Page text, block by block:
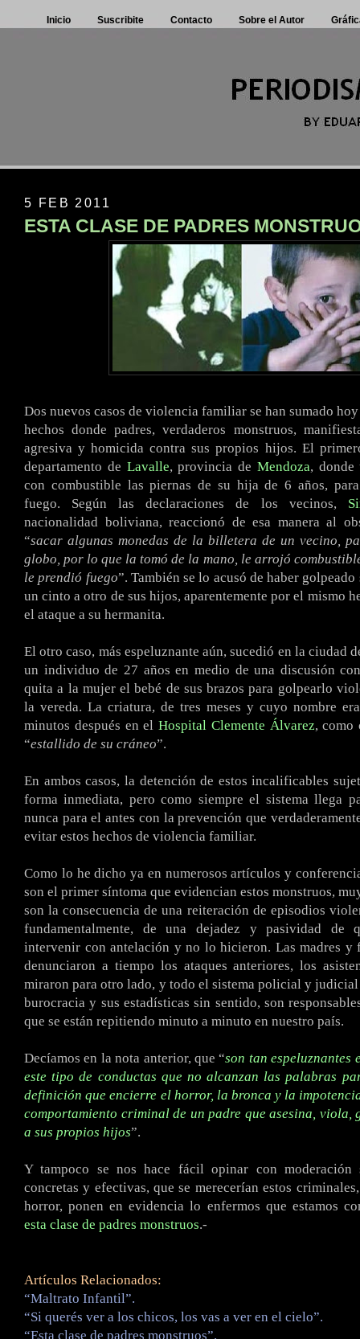
Inicio Suscribite Contacto Sobre el Autor
5 FEB 2011
ESTA CLASE DE PADRES
Dos nuevos casos de violencia familiar se han sumado
hechos donde padres, verdaderos monstruos,
agresiva y homicida contra sus propios hijos. El
departamento de Lavalle, provincia de Mendoza, donde
con combustible las piernas de su hija de 6 años,
fuego. Según las declaraciones de los vecinos,
nacionalidad boliviana, reaccionó de esa manera al
“sacar algunas monedas de la billetera de un vecino,
globo, por lo que la tomó de la mano, le arrojó
le prendió fuego”. También se lo acusó de haber
un cinto a otro de sus hijos, aparentemente por el mismo
el ataque a su hermanita.
El otro caso, más espeluznante aún, sucedió en la ciudad
un individuo de 27 años en medio de una discusión
quita a la mujer el bebé de sus brazos para golpearlo
la vereda. La criatura, de tres meses y cuyo nombre
minutos después en elHospital Clemente Álvarez, como
“estallido de su cráneo”.
En ambos casos, la detención de estos incalificables
forma inmediata, pero como siempre el sistema llega
nunca para el antes con la prevención que
evitar estos hechos de violencia familiar.
Como lo he dicho ya en numerosos artículos y
son el primer síntoma que evidencian estos monstruos,
son la consecuencia de una reiteración de episodios
fundamentalmente, de una dejadez y pasividad de
intervenir con antelación y no lo hicieron. Las madres y
denunciaron a tiempo los ataques anteriores, los
miraron para otro lado, y todo el sistema policial y judicial
burocracia y sus estadísticas sin sentido, son
que se están repitiendo minuto a minuto en nuestro país.
Decíamos en la nota anterior, que “son tan espeluznantes
este tipo de conductas que no alcanzan las palabras
definición que encierre el horror, la bronca y la
comportamiento criminal de un padre que asesina, viola,
a sus propios hijos”.
Y tampoco se nos hace fácil opinar con moderación
concretas y efectivas, que se merecerían estos
horror, ponen en evidencia lo enfermos que estamos
esta clase de padres monstruos.-
Artículos Relacionados:
“Maltrato Infantil”.
“Si querés ver a los chicos, los vas a ver en el cielo”.
“Esta clase de padres monstruos”.